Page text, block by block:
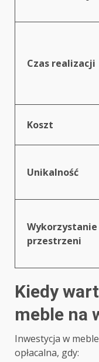
Czas realizacji
Koszt
Unikalność
Wykorzystanie
przestrzeni
Kiedy
meble na
Inwestycja w
opłacalna, gdy: